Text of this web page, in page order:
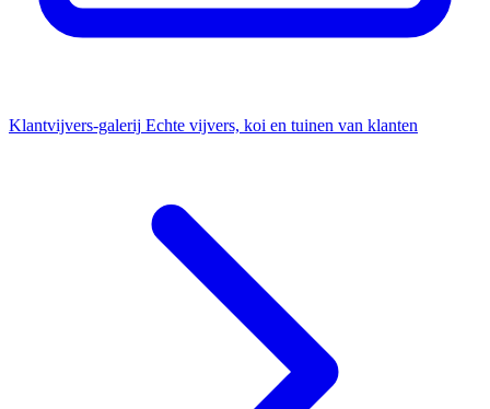
Klantvijvers-galerij Echte vijvers, koi en tuinen van klanten